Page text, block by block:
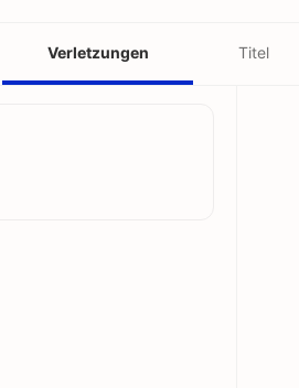
Verletzungen Titel